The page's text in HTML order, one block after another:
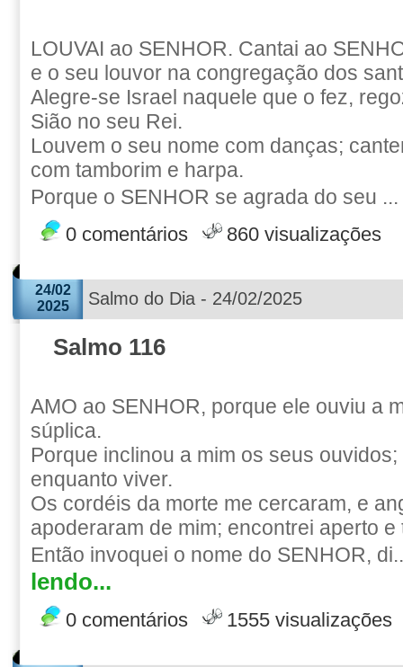
LOUVAI ao SENHOR. Cantai ao
e o seu louvor na congregação dos
Alegre-se Israel naquele que o fez,
Sião no seu Rei.
Louvem o seu nome com danças;
com tamborim e harpa.
Porque o SENHOR se agrada do seu ...
0 comentários 860 visualizações
24/02
2025
Salmo do Dia - 24/02/2025
Salmo 116
AMO ao SENHOR, porque ele ouviu a
súplica.
Porque inclinou a mim os seus
enquanto viver.
Os cordéis da morte me cercaram, e
apoderaram de mim; encontrei aperto e
Então invoquei o nome do SENHOR,
lendo...
0 comentários 1555 visualizações